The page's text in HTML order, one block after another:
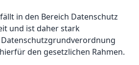
in den Bereich Datenschutz
und ist daher stark
den gesetzlichen Rahmen.